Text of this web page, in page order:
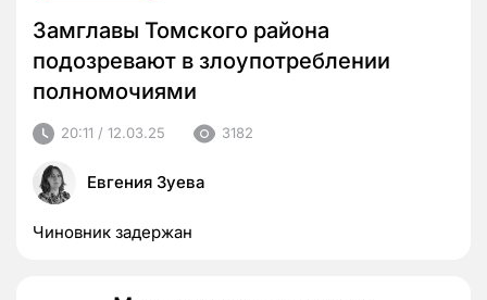
Замглавы Томского района
подозревают в злоупотреблении
полномочиями
20:11 / 12.03.25 3182
Евгения Зуева
Чиновник задержан